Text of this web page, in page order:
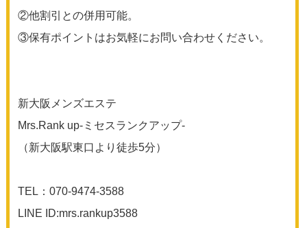
②他割引との併用可能。
③保有ポイントはお気軽にお問い合わせください。
新大阪メンズエステ
Mrs.Rank up-ミセスランクアップ-
（新大阪駅東口より徒歩5分）
TEL：070-9474-3588
LINE ID:mrs.rankup3588